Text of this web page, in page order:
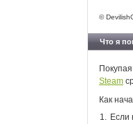
©
Что я
Steam
Как
Если